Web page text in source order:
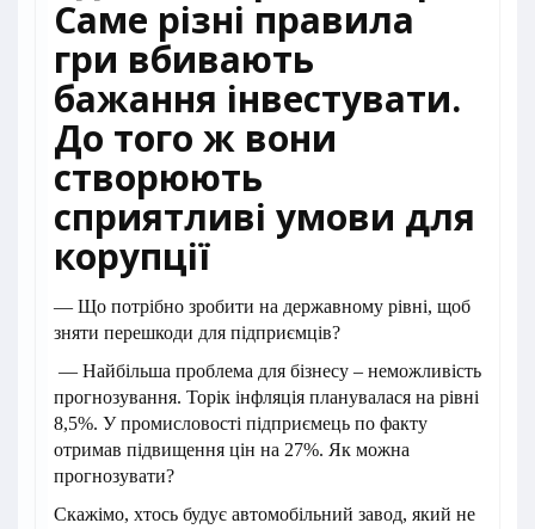
Саме різні правила
гри вбивають
бажання інвестувати.
До того ж вони
створюють
сприятливі умови для
корупції
— Що потрібно зробити на державному рівні, щоб
зняти перешкоди для підприємців?
— Найбільша проблема для бізнесу – неможливість
прогнозування. Торік інфляція планувалася на рівні
8,5%. У промисловості підприємець по факту
отримав підвищення цін на 27%. Як можна
прогнозувати?
Скажімо, хтось будує автомобільний завод, який не